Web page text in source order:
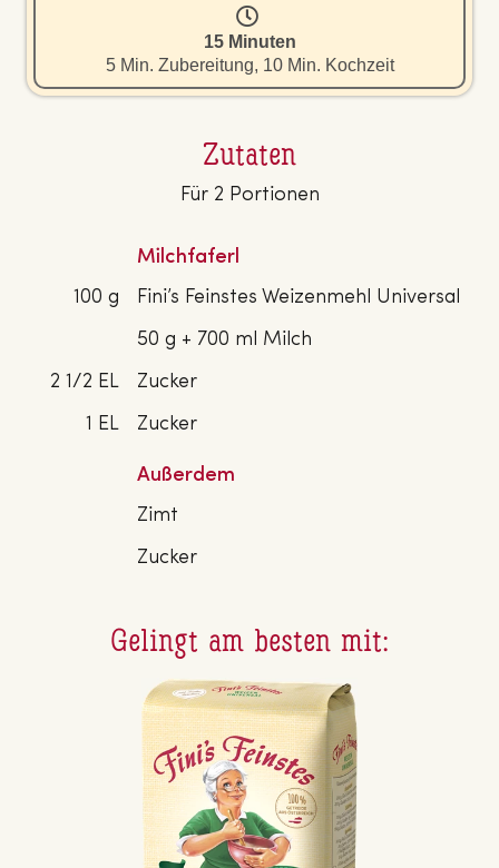
15 Minuten
5 Min. Zubereitung, 10 Min. Kochzeit
Zutaten
Für 2 Portionen
Milchfaferl
100 g
Fini’s Feinstes Weizenmehl Universal
50 g + 700 ml Milch
2 1/2 EL
Zucker
1 EL
Zucker
Außerdem
Zimt
Zucker
Gelingt am besten mit: